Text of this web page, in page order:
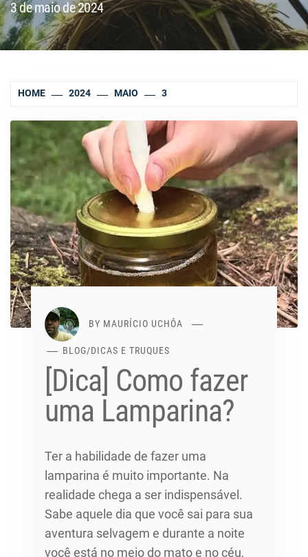
3 de maio de 2024
HOME 2024 MAIO 3
BY MAURÍCIO UCHÔA
BLOG/DICAS E TRUQUES
[Dica] Como fazer
uma Lamparina?
Ter a habilidade de fazer uma
lamparina é muito importante. Na
realidade chega a ser indispensável.
Sabe aquele dia que você sai para sua
aventura selvagem e durante a noite
você está no meio do mato e no céu,